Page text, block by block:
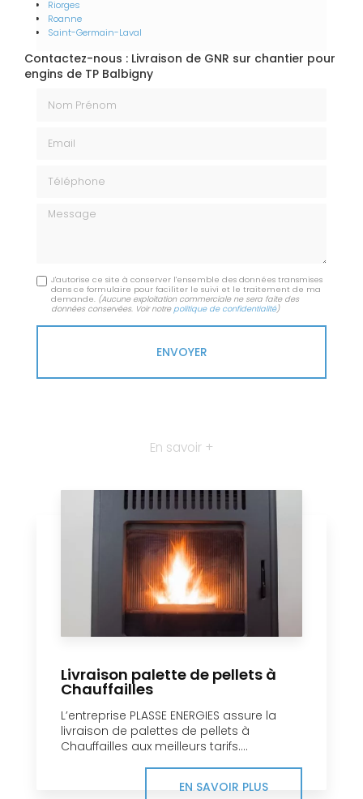
Riorges
Roanne
Saint-Germain-Laval
Contactez-nous : Livraison de GNR sur chantier pour
engins de TP Balbigny
Message
J'autorise ce site à conserver l'ensemble des données transmises
dans ce formulaire pour faciliter le suivi et le traitement de ma
demande. (Aucune exploitation commerciale ne sera faite des
données conservées. Voir notre politique de confidentialité)
En savoir +
Livraison palette de pellets à
Chauffailles
L’entreprise PLASSE ENERGIES assure la
livraison de palettes de pellets à
Chauffailles aux meilleurs tarifs....
EN SAVOIR PLUS